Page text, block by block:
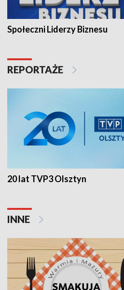
Społeczni Liderzy Biznesu
REPORTAŻE
20 lat TVP3 Olsztyn
INNE